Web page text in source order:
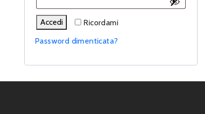
Ricordami
Accedi
Password dimenticata?